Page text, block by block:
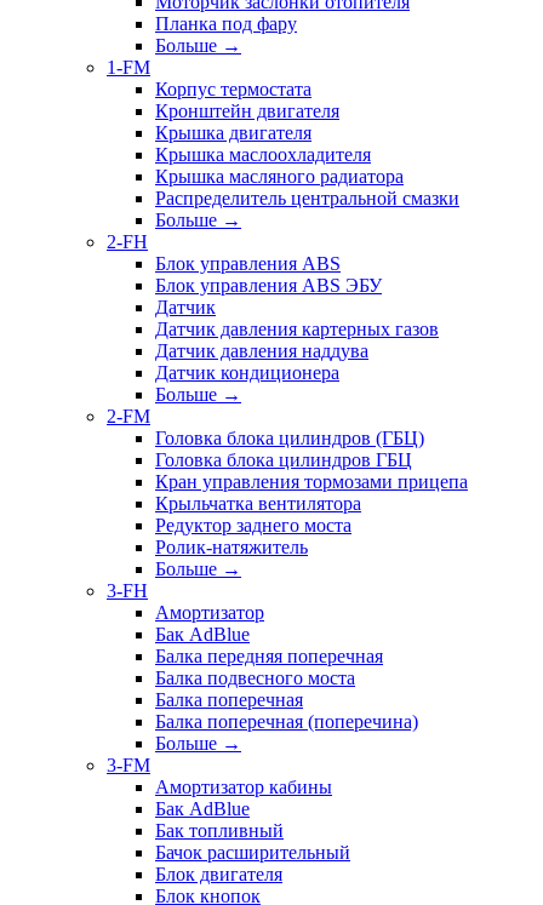
Планка под фару
Больше →
1-FM
Корпус термостата
Кронштейн двигателя
Крышка двигателя
Крышка маслоохладителя
Крышка масляного радиатора
Распределитель центральной смазки
Больше →
2-FH
Блок управления ABS
Блок управления ABS ЭБУ
Датчик
Датчик давления картерных газов
Датчик давления наддува
Датчик кондиционера
Больше →
2-FM
Головка блока цилиндров (ГБЦ)
Головка блока цилиндров ГБЦ
Кран управления тормозами прицепа
Крыльчатка вентилятора
Редуктор заднего моста
Ролик-натяжитель
Больше →
3-FH
Амортизатор
Бак AdBlue
Балка передняя поперечная
Балка подвесного моста
Балка поперечная
Балка поперечная (поперечина)
Больше →
3-FM
Амортизатор кабины
Бак AdBlue
Бак топливный
Бачок расширительный
Блок двигателя
Блок кнопок